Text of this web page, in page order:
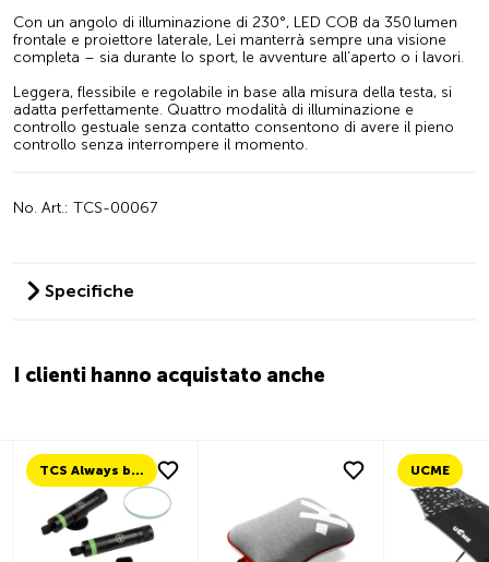
Con un angolo di illuminazione di 230°, LED COB da 350 lumen
frontale e proiettore laterale, Lei manterrà sempre una visione
completa – sia durante lo sport, le avventure all’aperto o i lavori.
Leggera, flessibile e regolabile in base alla misura della testa, si
adatta perfettamente. Quattro modalità di illuminazione e
controllo gestuale senza contatto consentono di avere il pieno
controllo senza interrompere il momento.
No. Art.: TCS-00067
Specifiche
I clienti hanno acquistato anche
TCS Always by my side UCME